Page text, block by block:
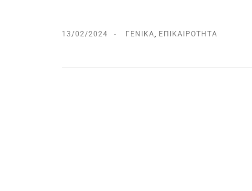
13/02/2024 ΓΕΝΙΚΆ, ΕΠΙΚΑΙΡΌΤΗΤΑ